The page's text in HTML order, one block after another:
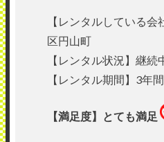
【レンタルしている
区円山町
【レンタル状況】継続
【レンタル期間】3年間
【満足度】とても満足